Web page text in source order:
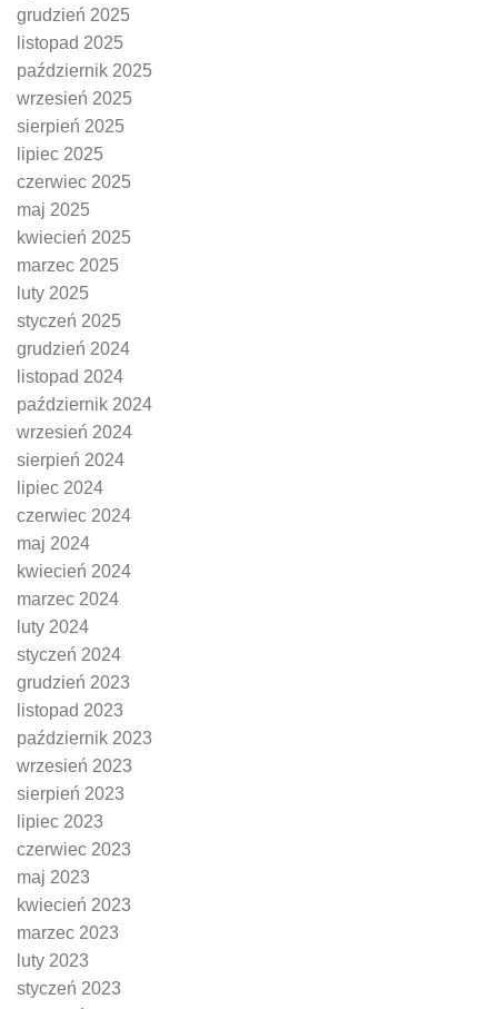
grudzień 2025
listopad 2025
październik 2025
wrzesień 2025
sierpień 2025
lipiec 2025
czerwiec 2025
maj 2025
kwiecień 2025
marzec 2025
luty 2025
styczeń 2025
grudzień 2024
listopad 2024
październik 2024
wrzesień 2024
sierpień 2024
lipiec 2024
czerwiec 2024
maj 2024
kwiecień 2024
marzec 2024
luty 2024
styczeń 2024
grudzień 2023
listopad 2023
październik 2023
wrzesień 2023
sierpień 2023
lipiec 2023
czerwiec 2023
maj 2023
kwiecień 2023
marzec 2023
luty 2023
styczeń 2023